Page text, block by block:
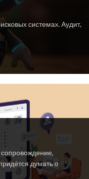
системах. Аудит,
думать о